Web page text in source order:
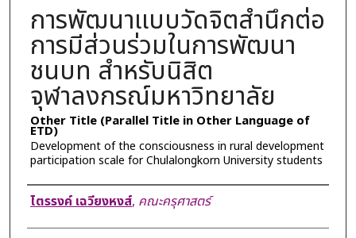
การพัฒนาแบบวัดจิตสำนึกต่อ
การมีส่วนร่วมในการพัฒนา
ชนบท สำหรับนิสิต
จุฬาลงกรณ์มหาวิทยาลัย
Other Title (Parallel Title in Other Language of
ETD)
Development of the consciousness in rural development
participation scale for Chulalongkorn University students
Author
ไตรรงค์ เฉวียงหงส์, คณะครุศาสตร์